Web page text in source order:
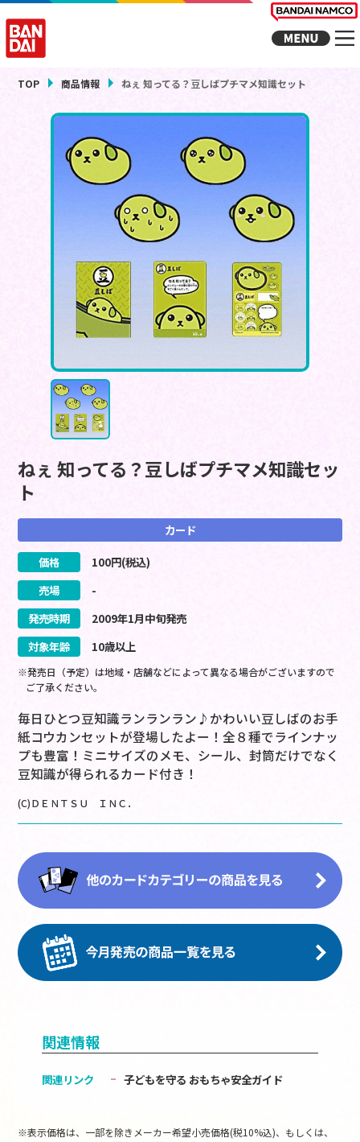
TOP 商品情報 ねぇ 知ってる？豆しばプチマメ知識セット
ねぇ 知ってる？豆しばプチマメ知識セッ
ト
カード
価格 100円(税込)
売場
-
発売時期
2009年1月中旬発売
対象年齢
10歳以上
※発売日（予定）は地域・店舗などによって異なる場合がございますので
ご了承ください。
毎日ひとつ豆知識ランランラン♪かわいい豆しばのお手
紙コウカンセットが登場したよー！全８種でラインナッ
プも豊富！ミニサイズのメモ、シール、封筒だけでなく
豆知識が得られるカード付き！
(C)ＤＥＮＴＳＵ ＩＮＣ．
関連情報
関連リンク 子どもを守る おもちゃ安全ガイド
※表示価格は、一部を除きメーカー希望小売価格(税10%込)、もしくは、